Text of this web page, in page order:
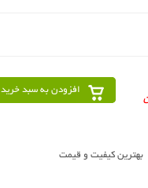
افزودن به سبد خرید
بهترین کیفیت و قیمت